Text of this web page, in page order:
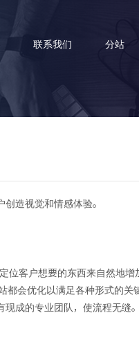
联系我们 分站
商务
造视觉和情感体验。
位客户想要的东西来自然地增
会优化以满足各种形式的关
成的专业团队，使流程无缝。